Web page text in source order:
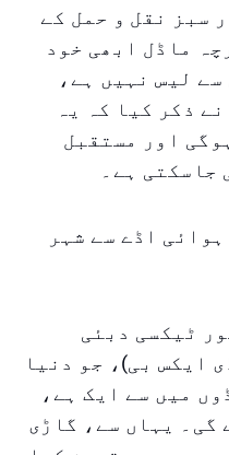
سبز نقل و حمل کے
ماڈل ابھی خود
لیس نہیں ہے،
ذکر کیا کہ یہ
اور مستقبل
ہے۔
اڈے سے شہر
ٹیکسی دبئی
ایکس بی)، جو دنیا
میں سے ایک ہے،
گی۔ یہاں سے، گاڑی